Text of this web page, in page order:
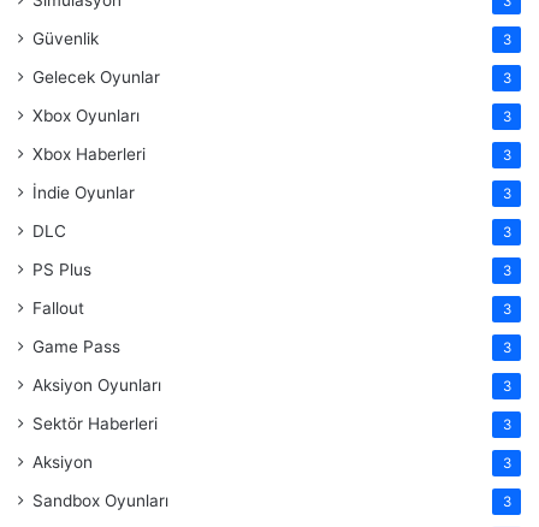
Güvenlik 3
Gelecek Oyunlar 3
Xbox Oyunları 3
Xbox Haberleri 3
İndie Oyunlar 3
DLC 3
PS Plus 3
Fallout 3
Game Pass 3
Aksiyon Oyunları 3
Sektör Haberleri 3
Aksiyon 3
Sandbox Oyunları 3